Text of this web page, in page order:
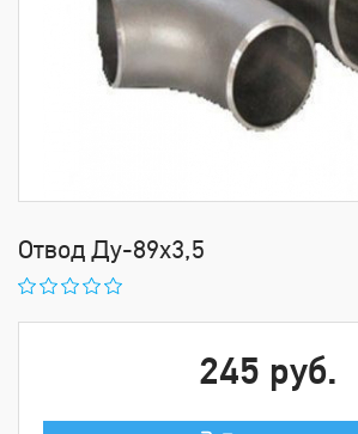
Отвод Ду-89х3,5
245 руб.